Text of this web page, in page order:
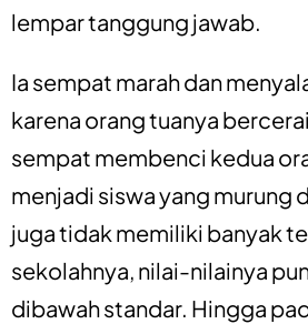
lempar tanggung jawab.
Ia sempat marah dan
karena orang tuanya
sempat membenci kedua
menjadi siswa yang murung
juga tidak memiliki banyak
sekolahnya, nilai-nilainya
dibawah standar. Hingga